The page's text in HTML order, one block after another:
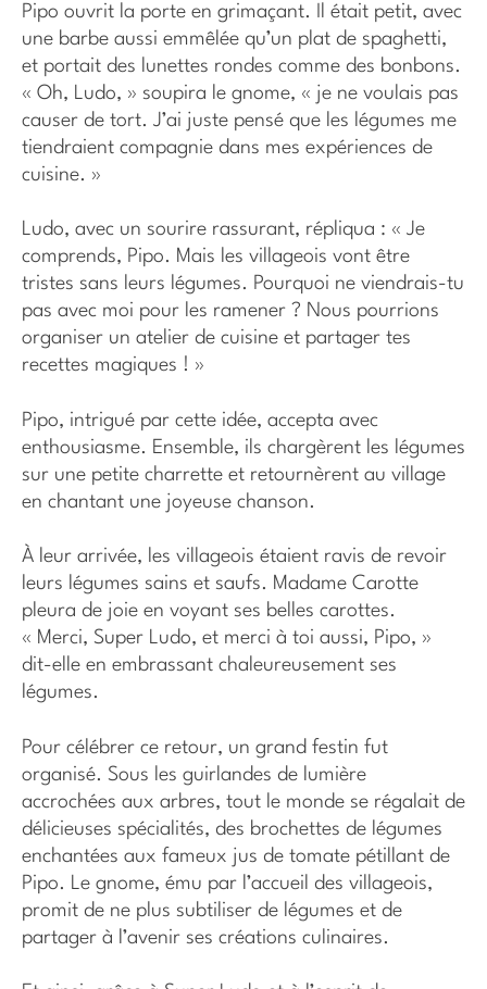
Pipo ouvrit la porte en grimaçant. Il était petit, avec
une barbe aussi emmêlée qu’un plat de spaghetti,
et portait des lunettes rondes comme des bonbons.
« Oh, Ludo, » soupira le gnome, « je ne voulais pas
causer de tort. J’ai juste pensé que les légumes me
tiendraient compagnie dans mes expériences de
cuisine. »
Ludo, avec un sourire rassurant, répliqua : « Je
comprends, Pipo. Mais les villageois vont être
tristes sans leurs légumes. Pourquoi ne viendrais-tu
pas avec moi pour les ramener ? Nous pourrions
organiser un atelier de cuisine et partager tes
recettes magiques ! »
Pipo, intrigué par cette idée, accepta avec
enthousiasme. Ensemble, ils chargèrent les légumes
sur une petite charrette et retournèrent au village
en chantant une joyeuse chanson.
À leur arrivée, les villageois étaient ravis de revoir
leurs légumes sains et saufs. Madame Carotte
pleura de joie en voyant ses belles carottes.
« Merci, Super Ludo, et merci à toi aussi, Pipo, »
dit-elle en embrassant chaleureusement ses
légumes.
Pour célébrer ce retour, un grand festin fut
organisé. Sous les guirlandes de lumière
accrochées aux arbres, tout le monde se régalait de
délicieuses spécialités, des brochettes de légumes
enchantées aux fameux jus de tomate pétillant de
Pipo. Le gnome, ému par l’accueil des villageois,
promit de ne plus subtiliser de légumes et de
partager à l’avenir ses créations culinaires.